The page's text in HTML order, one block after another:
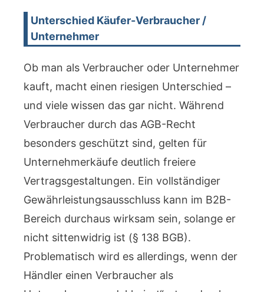
Unterschied Käufer-Verbraucher /
Unternehmer
Ob man als Verbraucher oder Unternehmer
kauft, macht einen riesigen Unterschied –
und viele wissen das gar nicht. Während
Verbraucher durch das AGB-Recht
besonders geschützt sind, gelten für
Unternehmerkäufe deutlich freiere
Vertragsgestaltungen. Ein vollständiger
Gewährleistungsausschluss kann im B2B-
Bereich durchaus wirksam sein, solange er
nicht sittenwidrig ist (§ 138 BGB).
Problematisch wird es allerdings, wenn der
Händler einen Verbraucher als